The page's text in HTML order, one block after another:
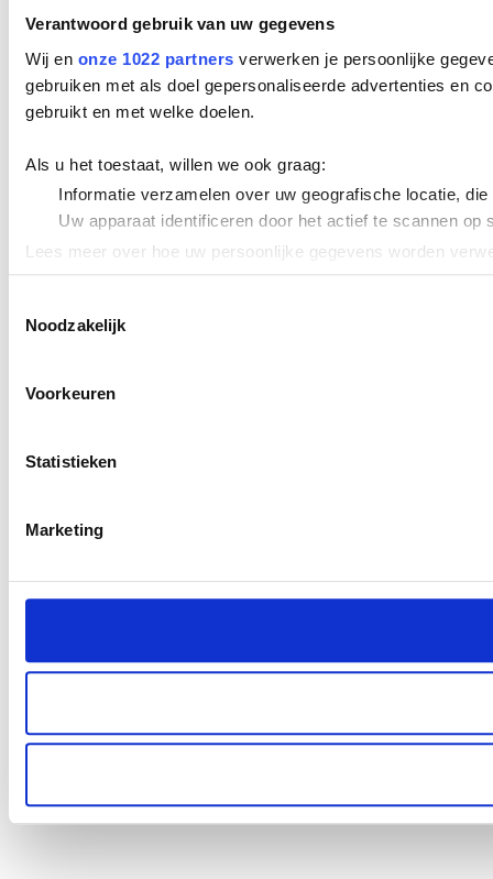
Verantwoord gebruik van uw gegevens
Wij en onze 1022 partners verwerken je persoonlijke
gebruiken met als doel gepersonaliseerde advertenties en
gebruikt en met welke doelen.
Als u het toestaat, willen we ook graag:
Informatie verzamelen over uw geografische locatie,
Uw apparaat identificeren door het actief te scannen op
Lees meer over hoe uw persoonlijke gegevens worden
We gebruiken cookies om content en advertenties te
verstrekt of die ze hebben verzameld op basis van uw
Noodzakelijk
Voorkeuren
Statistieken
Marketing